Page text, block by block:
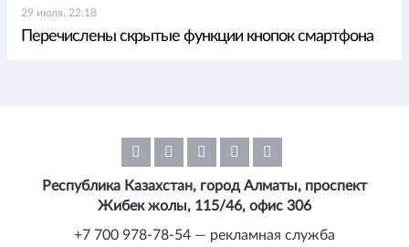
29 июля, 22:18
Перечислены скрытые функции кнопок смартфона
Республика Казахстан, город Алматы, проспект
Жибек жолы, 115/46, офис 306
+7 700 978-78-54 — рекламная служба